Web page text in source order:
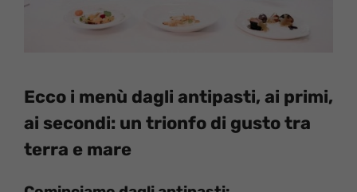
Ecco i menù dagli antipasti, ai primi,
ai secondi: un trionfo di gusto tra
terra e mare